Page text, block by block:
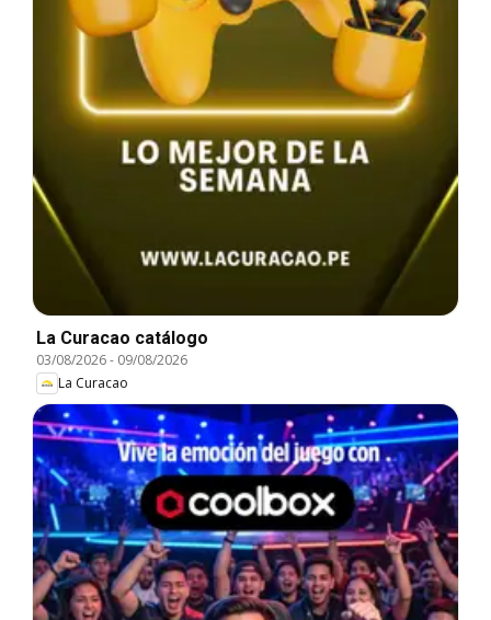
La Curacao catálogo
03/08/2026- 09/08/2026
La Curacao